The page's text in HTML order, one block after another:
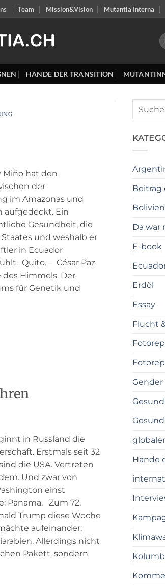
Team Mission&Vision Mutantia Interna
HÄNDE DER TRANSITION
Miño hat den
der
im Amazonas und
aufgedeckt. Ein
Gesundheit, die
und weshalb er
in Ecuador
Quito. – César Paz
Himmels. Der
für Genetik und
in Russland die
Erstmals seit 32
die USA. Vertreten
Und zwar von
einst
Panama. Zum 72.
Trump diese Woche
aufeinander:
Allerdings nicht
Pakett, sondern
Beitrag
Bolivien
Da war
E-book
Erdöl
Essay
Flucht
Gender
Hände